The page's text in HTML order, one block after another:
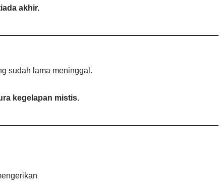
akhir.
sudah lama meninggal.
kegelapan mistis.